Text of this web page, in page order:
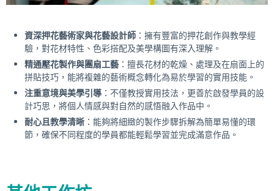
資深押花藝術家與花藝設計師 ：擁有豐富的押花創作與教學經
驗，對花材特性、色彩搭配及美學構圖有深入理解。
精通壓花製作與團扇工藝 ：擅長花材的乾燥、處理及在扇面上的
拼貼技巧，能將複雜的藝術概念轉化為易於學習的實用技能。
注重意境與美學引導 ：不僅教授實用技法，更善於啟發學員的設
計巧思，將個人情感與對自然的感悟融入作品中。
耐心且教學清晰 ：能夠將細緻的製作步驟拆解為簡單易懂的環
節，確保不同程度的學員都能輕鬆學習並完成滿意作品。